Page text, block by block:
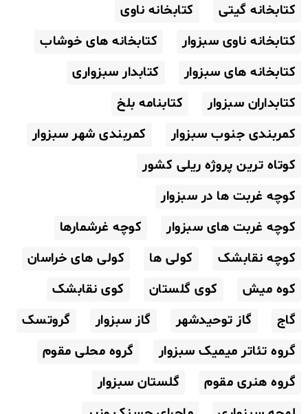
کتابخانه گیتی
کتابخانه ناوی
کتابخانه ناوی سبزوار
کتابخانه های خوشاب
کتابخانه های سبزوار
کتابدار سبزواری
کتابداران سبزوار
کتابنامه بلخ
کمربندی جنوب سبزوار
کمربندی شهر سبزوار
کوتاه ترین پروژه ریلی کشور
کوچه غربت ها در سبزوار
کوچه غربت های سبزوار
کوچه غرشمارها
کوچه نقابشک
کولی ها
کولی های خراسان
کوه میش
کوی گلستان
کوی نقابشک
گاج
گاز توحیدشهر گاز سبزوار
گروتسک
گروه تئاتر میمیک سبزوار
گروه محلی مقوم
گروه هنری مقوم
گلستان سبزوار